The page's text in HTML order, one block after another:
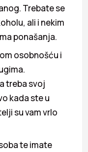
Trebate se
ali i nekim
ponašanja.
osobnošću i
treba svoj
kada ste u
su vam vrlo
te imate